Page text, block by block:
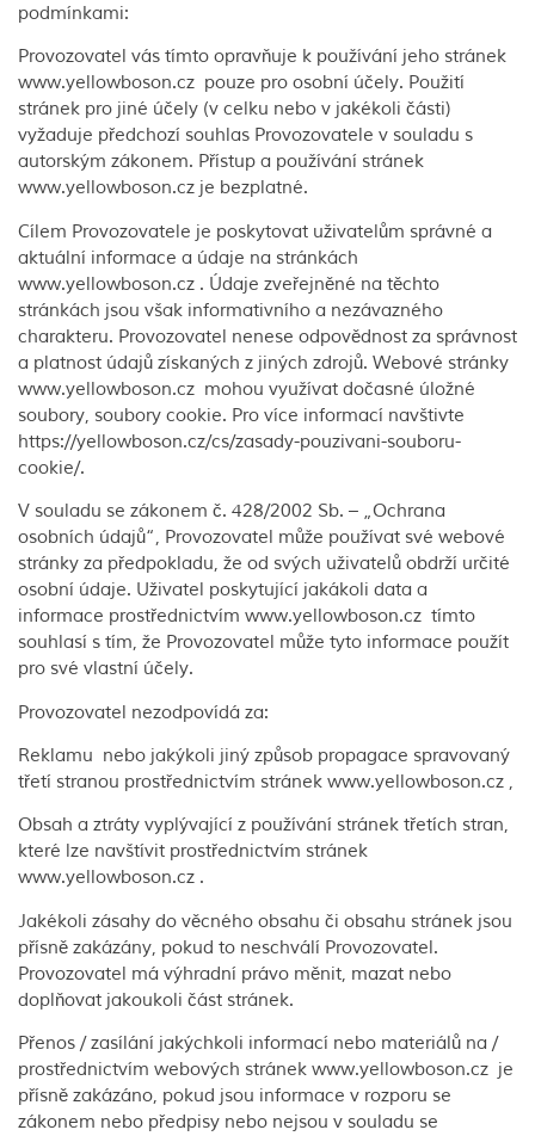
podmínkami:
Provozovatel vás tímto opravňuje k používání jeho stránek
www.yellowboson.cz pouze pro osobní účely. Použití
stránek pro jiné účely (v celku nebo v jakékoli části)
vyžaduje předchozí souhlas Provozovatele v souladu s
autorským zákonem. Přístup a používání stránek
www.yellowboson.cz je bezplatné.
Cílem Provozovatele je poskytovat uživatelům správné a
aktuální informace a údaje na stránkách
www.yellowboson.cz . Údaje zveřejněné na těchto
stránkách jsou však informativního a nezávazného
charakteru. Provozovatel nenese odpovědnost za správnost
a platnost údajů získaných z jiných zdrojů. Webové stránky
www.yellowboson.cz mohou využívat dočasné úložné
soubory, soubory cookie. Pro více informací navštivte
https://yellowboson.cz/cs/zasady-pouzivani-souboru-
cookie/.
V souladu se zákonem č. 428/2002 Sb. – „Ochrana
osobních údajů“, Provozovatel může používat své webové
stránky za předpokladu, že od svých uživatelů obdrží určité
osobní údaje. Uživatel poskytující jakákoli data a
informace prostřednictvím www.yellowboson.cz tímto
souhlasí s tím, že Provozovatel může tyto informace použít
pro své vlastní účely.
Provozovatel nezodpovídá za:
Reklamu nebo jakýkoli jiný způsob propagace spravovaný
třetí stranou prostřednictvím stránek www.yellowboson.cz ,
Obsah a ztráty vyplývající z používání stránek třetích stran,
které lze navštívit prostřednictvím stránek
www.yellowboson.cz .
Jakékoli zásahy do věcného obsahu či obsahu stránek jsou
přísně zakázány, pokud to neschválí Provozovatel.
Provozovatel má výhradní právo měnit, mazat nebo
doplňovat jakoukoli část stránek.
Přenos / zasílání jakýchkoli informací nebo materiálů na /
prostřednictvím webových stránek www.yellowboson.cz je
přísně zakázáno, pokud jsou informace v rozporu se
zákonem nebo předpisy nebo nejsou v souladu se